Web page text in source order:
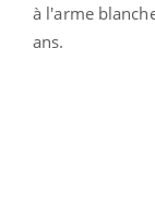
à l'arme
ans.